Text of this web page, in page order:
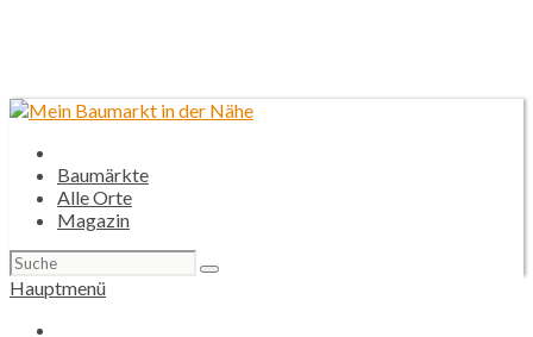
Baumärkte
Alle Orte
Magazin
Suchen
nach:
Hauptmenü